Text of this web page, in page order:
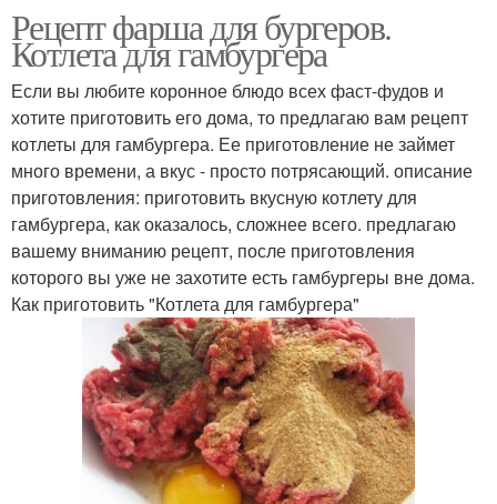
Рецепт фарша для бургеров.
Котлета для гамбургера
Если вы любите коронное блюдо всех фаст-фудов и
хотите приготовить его дома, то предлагаю вам рецепт
котлеты для гамбургера. Ее приготовление не займет
много времени, а вкус - просто потрясающий. описание
приготовления: приготовить вкусную котлету для
гамбургера, как оказалось, сложнее всего. предлагаю
вашему вниманию рецепт, после приготовления
которого вы уже не захотите есть гамбургеры вне дома.
Как приготовить "Котлета для гамбургера"